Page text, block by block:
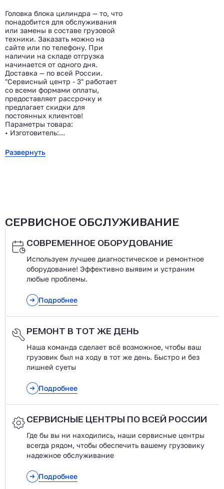
Головка блока цилиндра — то, что
понадобится для обслуживания
или замены в составе грузовой
техники. Заказать можно на
сайте или по телефону. При
наличии на складе отгрузка
начинается от одного дня.
Доставка — по всей России.
"Сервисный центр - 3" работает
со всеми формами оплаты,
предоставляет рассрочку и
предлагает скидки для
постоянных клиентов!
Параметры товара:
• Изготовитель:...
Развернуть
СЕРВИСНОЕ ОБСЛУЖИВАНИЕ
СОВРЕМЕННОЕ ОБОРУДОВАНИЕ
Используем лучшее диагностическое и ремонтное
оборудование! Эффективно выявим и устраним
любые проблемы.
Подробнее
РЕМОНТ В ТОТ ЖЕ ДЕНЬ
Наша команда сделает всё возможное, чтобы ваш
грузовик был на ходу в тот же день. Быстро и без
лишней суеты
Подробнее
СЕРВИСНЫЕ ЦЕНТРЫ ПО ВСЕЙ РОССИИ
Где бы вы ни находились, наши сервисные центры
всегда рядом, чтобы обеспечить вашему грузовику
надежное обслуживание
Подробнее